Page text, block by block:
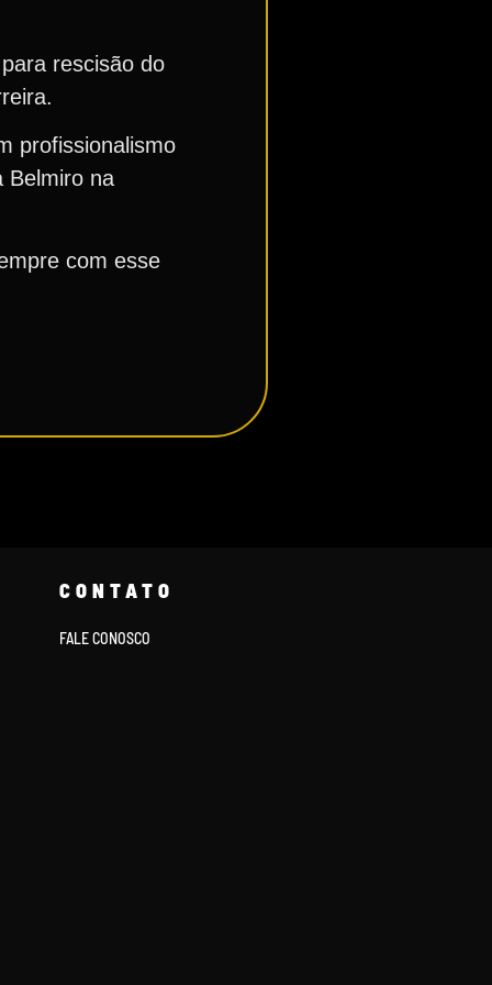
rescisão do
profissionalismo
Belmiro na
com esse
CONTATO
FALE CONOSCO